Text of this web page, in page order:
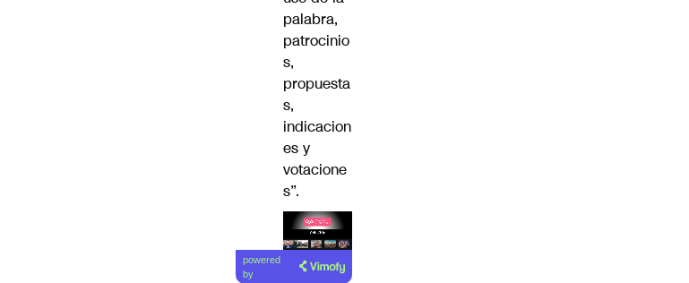
palabra,
patrocinio
s,
propuesta
s,
indicacion
es y
votacione
s”.
Lea el
artículo
powered
by